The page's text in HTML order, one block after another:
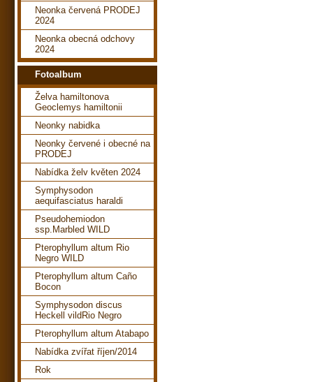
Neonka červená PRODEJ
2024
Neonka obecná odchovy
2024
Fotoalbum
Želva hamiltonova
Geoclemys hamiltonii
Neonky nabidka
Neonky červené i obecné na
PRODEJ
Nabídka želv květen 2024
Symphysodon
aequifasciatus haraldi
Pseudohemiodon
ssp.Marbled WILD
Pterophyllum altum Rio
Negro WILD
Pterophyllum altum Caño
Bocon
Symphysodon discus
Heckell vildRio Negro
Pterophyllum altum Atabapo
Nabídka zvířat říjen/2014
Rok